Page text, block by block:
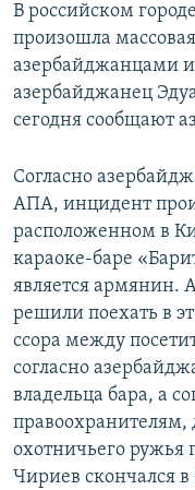
Все сайты Радио
В российском
произошла
азербайджанцами
азербайджанец
сегодня сообщают
Согласно
АПА, инцидент
расположенном в
караоке-баре
является армянин.
решили поехать в
ссора между
согласно
владельца бара, а
правоохранителям,
охотничьего ружья
Чириев скончался в